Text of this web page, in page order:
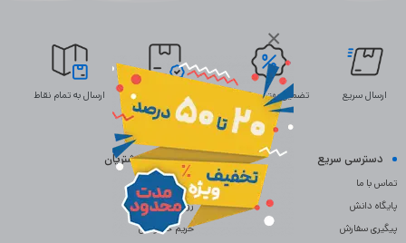
×
ارسال سریع تضمین بهترین قیمت ضمانت اصالت ارسال به تمام نقاط
دسترسی سریع
تماس با ما
پایگاه دانش
پیگیری سفارش
خدمات مشتریان
سوالات متداول
رویه بازگردانی کالا
حریم خصوصی